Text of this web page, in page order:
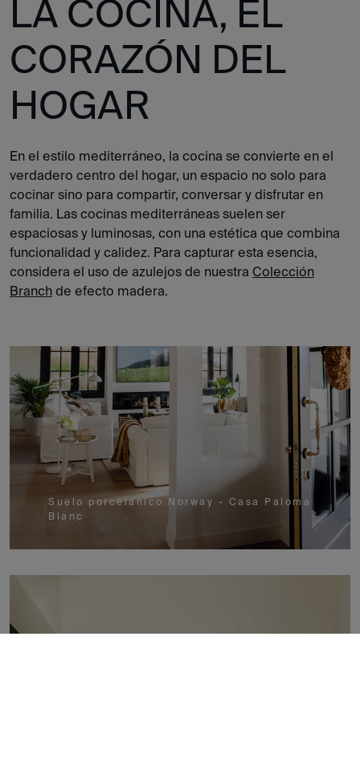
LA COCINA, EL
CORAZÓN DEL
HOGAR
En el estilo mediterráneo, la cocina se convierte en el
verdadero centro del hogar, un espacio no solo para
cocinar sino para compartir, conversar y disfrutar en
familia. Las cocinas mediterráneas suelen ser
espaciosas y luminosas, con una estética que combina
funcionalidad y calidez. Para capturar esta esencia,
considera el uso de azulejos de nuestra Colección
Branchde efecto madera.
Suelo porcelánico Norway - Casa Paloma
Blanc